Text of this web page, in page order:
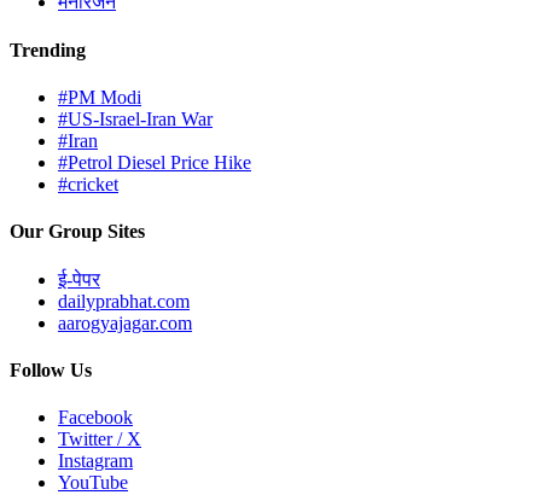
Trending
#PM Modi
#US-Israel-Iran War
#Iran
#Petrol Diesel Price Hike
#cricket
Our Group Sites
ई-पेपर
dailyprabhat.com
aarogyajagar.com
Follow Us
Facebook
Twitter / X
Instagram
YouTube